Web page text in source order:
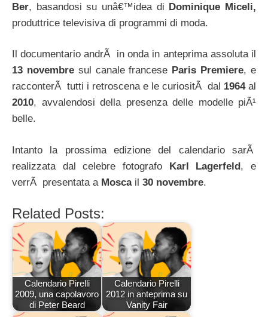
Ber, basandosi su unâ€™idea di Dominique Miceli,
produttrice televisiva di programmi di moda.
Il documentario andrÃ in onda in anteprima assoluta il
13 novembresul canale francese Paris Premiere, e
racconterÃ tutti i retroscena e le curiositÃ dal 1964 al
2010, avvalendosi della presenza delle modelle piÃ¹
belle.
Intanto la prossima edizione del calendario sarÃ
realizzata dal celebre fotografo Karl Lagerfeld, e
verrÃ presentata a Moscail 30 novembre.
Related Posts:
Calendario Pirelli
2009, una capolavoro
di Peter Beard
Calendario Pirelli
2012 in anteprima su
Vanity Fair